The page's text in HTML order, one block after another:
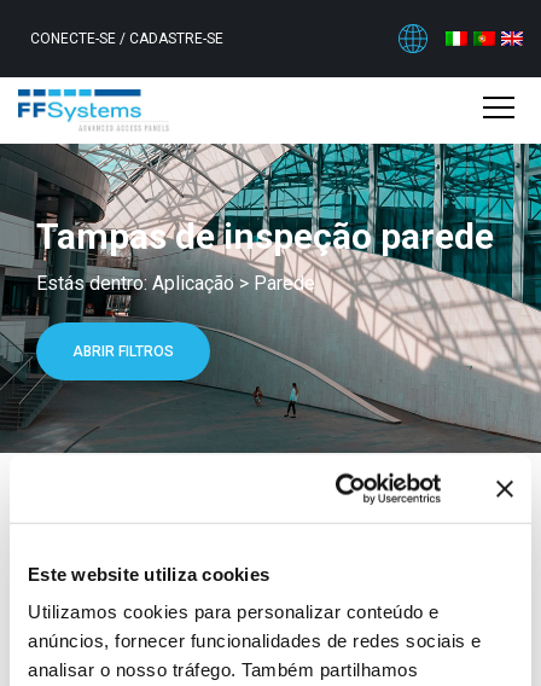
Este website utiliza cookies
Utilizamos cookies para personalizar conteúdo e
anúncios, fornecer funcionalidades de redes sociais e
analisar o nosso tráfego. Também partilhamos
CONECTE-SE / CADASTRE-SE
Tampas de inspeção parede
Estás dentro:Aplicação> Parede
ABRIR FILTROS
Escolha e configure o
13 produtos nesta categoria
Ordem padrão
MOSTRAR
12 resultados